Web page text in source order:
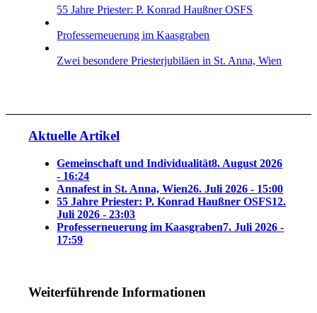
55 Jahre Priester: P. Konrad Haußner OSFS
Professerneuerung im Kaasgraben
Zwei besondere Priesterjubiläen in St. Anna, Wien
Aktuelle Artikel
Gemeinschaft und Individualität8. August 2026
- 16:24
Annafest in St. Anna, Wien26. Juli 2026 - 15:00
55 Jahre Priester: P. Konrad Haußner OSFS12.
Juli 2026 - 23:03
Professerneuerung im Kaasgraben7. Juli 2026 -
17:59
Weiterführende Informationen